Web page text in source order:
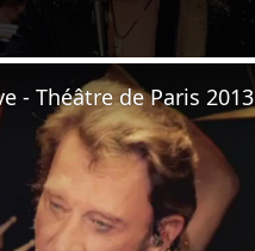
- Théâtre de Paris 2013